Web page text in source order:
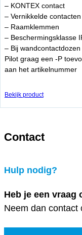
– KONTEX contact
– Vernikkelde contacten
– Raamklemmen
– Beschermingsklasse
– Bij
Pilot graag een -P
aan het artikelnummer
Bekijk product
Contact
Hulp nodig?
Heb je een vraag
Neem dan contact